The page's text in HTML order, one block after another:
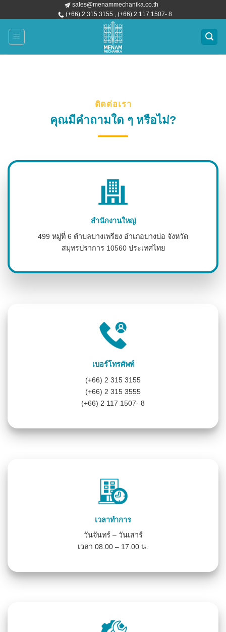
ไป
เนื้อหา
sales@menammechanika.co.th
(+66) 2 315 3155 , (+66) 2 117 1507- 8
ติดต่อเรา
คุณมีคำถามใด ๆ หรือไม่?
สำนักงานใหญ่
499 หมู่ที่ 6 ตำบลบางเพรียง อำเภอบางบ่อ จังหวัด
สมุทรปราการ 10560 ประเทศไทย
เบอร์โทรศัพท์
(+66) 2 315 3155
(+66) 2 315 3555
(+66) 2 117 1507- 8
เวลาทำการ
วันจันทร์ – วันเสาร์
เวลา 08.00 – 17.00 น.